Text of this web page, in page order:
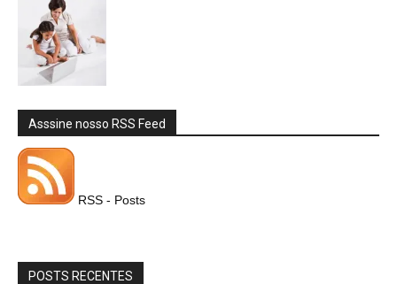
Asssine nosso RSS Feed
RSS - Posts
POSTS RECENTES